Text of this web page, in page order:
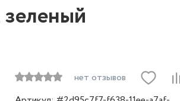
нет отзывов